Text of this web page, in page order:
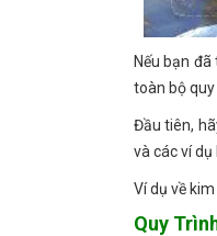
Nếu bạn đã
toàn bộ
Đầu tiên,
và các ví
Ví dụ về
Quy